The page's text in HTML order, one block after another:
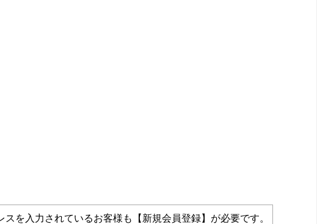
を入力されているお客様も【新規会員登録】が必要です。